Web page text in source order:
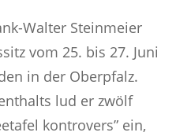
Walter Steinmeier
vom 25. bis 27. Juni
in der Oberpfalz.
lud er zwölf
kontrovers” ein,